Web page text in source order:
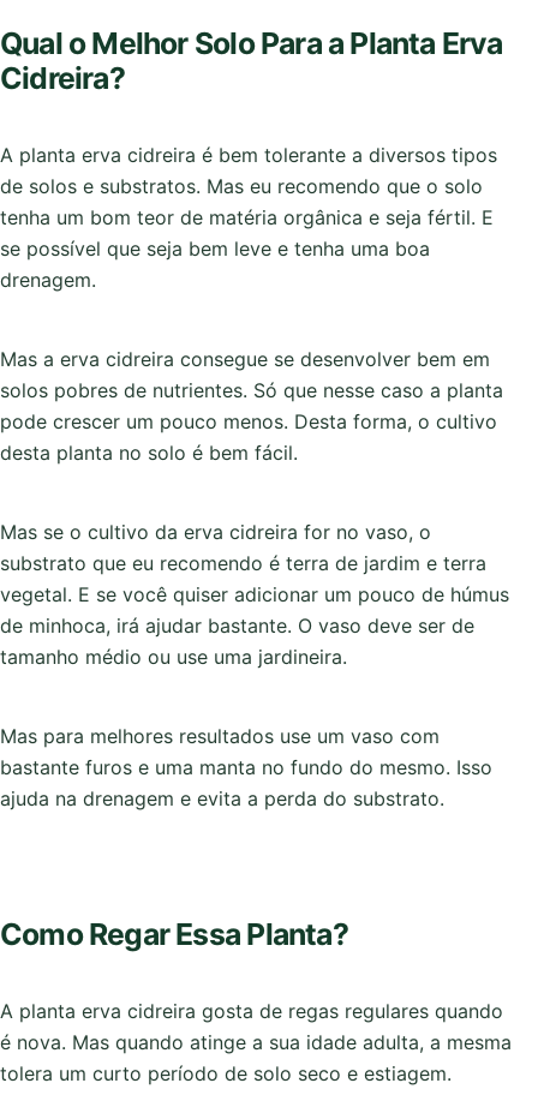
Qual o Melhor Solo Para a Planta Erva
Cidreira?
A planta erva cidreira é bem tolerante a diversos tipos
de solos e substratos. Mas eu recomendo que o solo
tenha um bom teor de matéria orgânica e seja fértil. E
se possível que seja bem leve e tenha uma boa
drenagem.
Mas a erva cidreira consegue se desenvolver bem em
solos pobres de nutrientes. Só que nesse caso a planta
pode crescer um pouco menos. Desta forma, o cultivo
desta planta no solo é bem fácil.
Mas se o cultivo da erva cidreira for no vaso, o
substrato que eu recomendo é terra de jardim e terra
vegetal. E se você quiser adicionar um pouco de húmus
de minhoca, irá ajudar bastante. O vaso deve ser de
tamanho médio ou use uma jardineira.
Mas para melhores resultados use um vaso com
bastante furos e uma manta no fundo do mesmo. Isso
ajuda na drenagem e evita a perda do substrato.
Como Regar Essa Planta?
A planta erva cidreira gosta de regas regulares quando
é nova. Mas quando atinge a sua idade adulta, a mesma
tolera um curto período de solo seco e estiagem.